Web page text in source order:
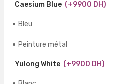
Caesium Blue (+9900 DH)
Bleu
Peinture métal
Yulong White (+9900 DH)